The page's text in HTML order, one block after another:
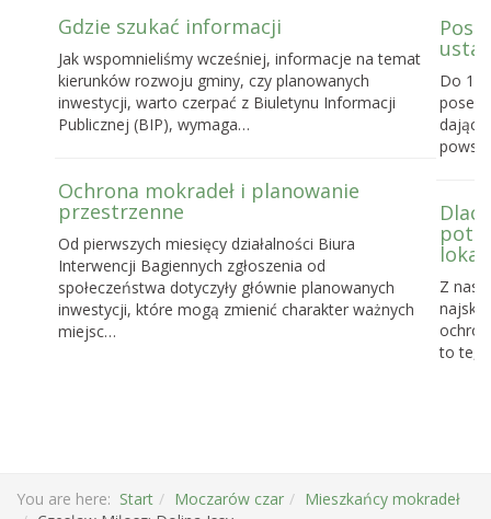
Gdzie szukać informacji
Jak wspomnieliśmy wcześniej, informacje na temat
kierunków rozwoju gminy, czy planowanych
inwestycji, warto czerpać z Biuletynu Informacji
Publicznej (BIP), wymaga…
Ochrona mokradeł i planowanie
przestrzenne
Od pierwszych miesięcy działalności Biura
Interwencji Bagiennych zgłoszenia od
społeczeństwa dotyczyły głównie planowanych
inwestycji, które mogą zmienić charakter ważnych
miejsc…
Do 16
Z
to te,
You are here: Start Moczarów czar
Mieszkańcy mokradeł